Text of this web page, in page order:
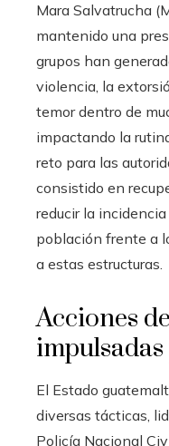
Mara Salvatrucha
mantenido una
grupos han
violencia, la
temor dentro de
impactando la
reto para las
consistido en
reducir la
población frente a
a estas estructuras.
Acciones
El Estado
diversas tácticas,
Policía Nacional